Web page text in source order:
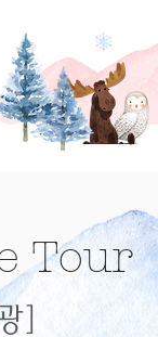
Tour
]